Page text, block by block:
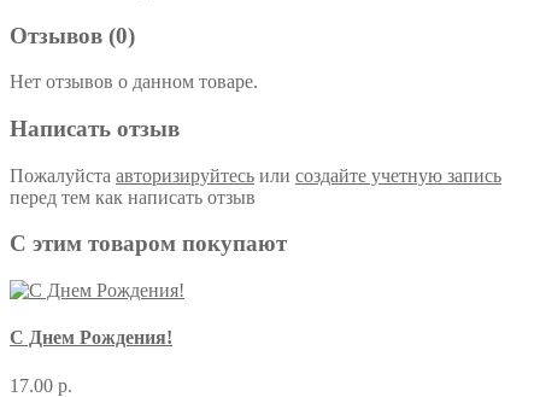
Отзывов (0)
Нет отзывов о данном товаре.
Написать отзыв
Пожалуйста авторизируйтесь или создайте учетную запись
перед тем как написать отзыв
С этим товаром покупают
С Днем Рождения!
17.00 р.